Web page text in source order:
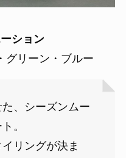
ション
グリーン・ブルー
、シーズンムー
。
リングが決ま